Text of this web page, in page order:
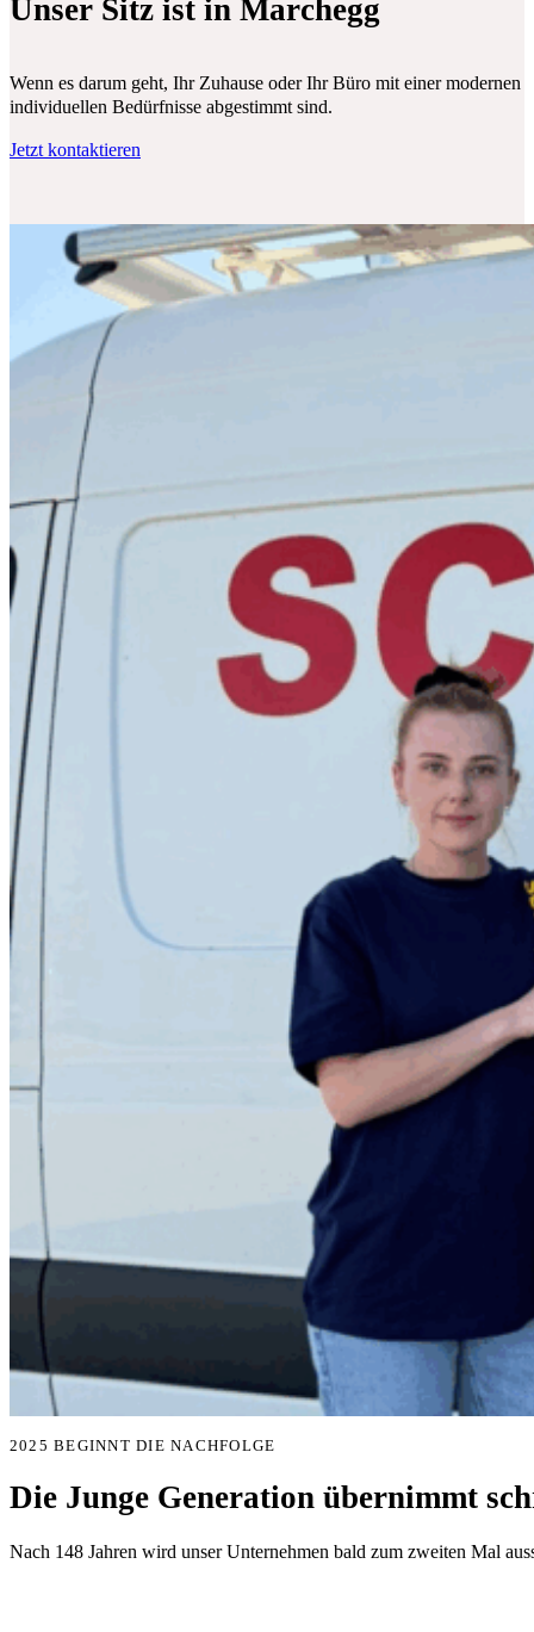
Unser Sitz ist in Marchegg
Wenn es darum geht, Ihr Zuhause oder Ihr Büro mit einer
individuellen Bedürfnisse abgestimmt sind.
Jetzt kontaktieren
2025 BEGINNT DIE NACHFOLGE
Die Junge Generation übernimmt
Nach 148 Jahren wird unser Unternehmen bald zum zweiten Mal